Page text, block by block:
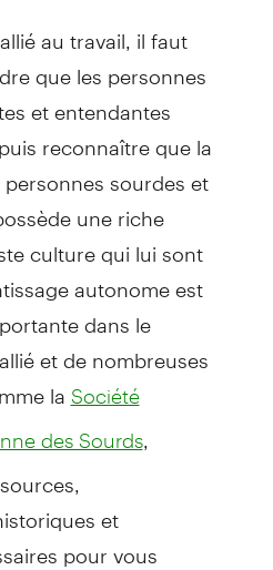
au travail, il faut
que les personnes
et entendantes
reconnaître que la
sourdes et
une riche
culture qui lui sont
autonome est
dans le
et de nombreuses
la Société
des Sourds,
et
pour vous